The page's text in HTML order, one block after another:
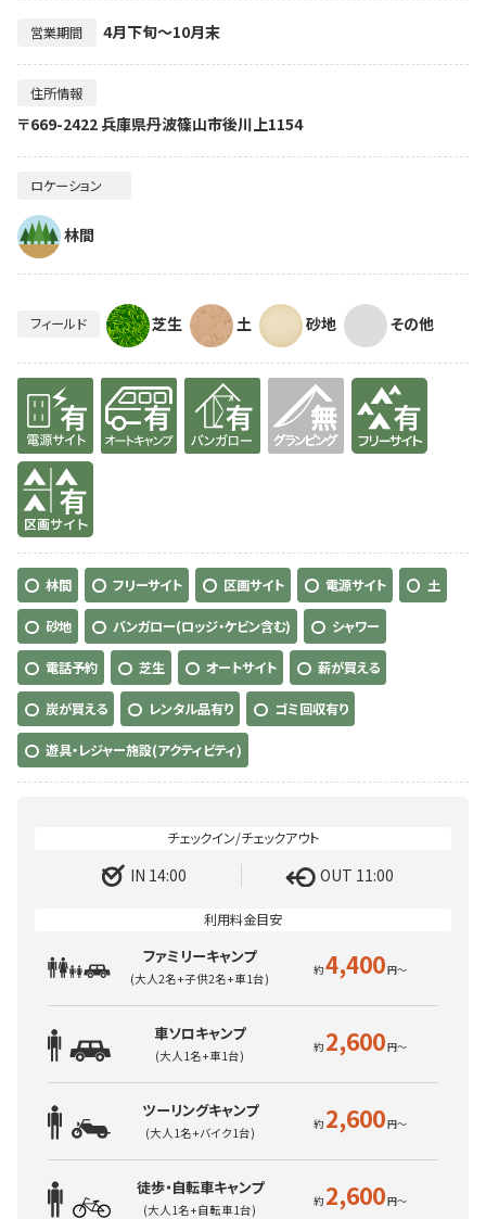
営業期間 4月下旬～10月末
住所情報
〒669-2422 兵庫県丹波篠山市後川上1154
ロケーション
林間
フィールド 芝生 土 砂地 その他
有り 有り 有り 有り
有り
林間 フリーサイト 区画サイト 電源サイト 土
砂地 バンガロー(ロッジ・ケビン含む) シャワー
電話予約 芝生 オートサイト 薪が買える
炭が買える レンタル品有り ゴミ回収有り
遊具・レジャー施設(アクティビティ)
IN 14:00 OUT 11:00
ファミリーキャンプ
(大人2名+子供2名+車1台) 4,400
車ソロキャンプ
(大人1名+車1台) 2,600
ツーリングキャンプ
(大人1名+バイク1台) 2,600
徒歩・自転車キャンプ
(大人1名+自転車1台) 2,600